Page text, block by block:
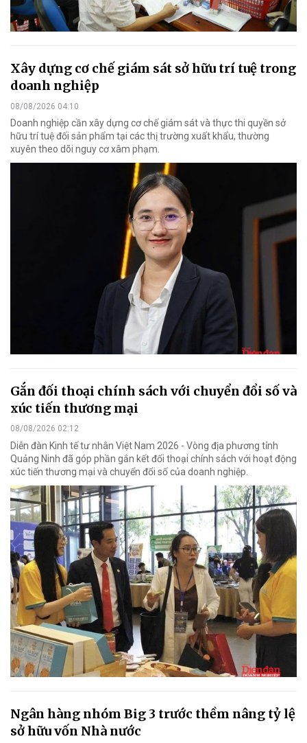
Xây dựng cơ chế giám sát sở hữu trí tuệ trong
doanh nghiệp
08/08/2026 04:10
Doanh nghiệp cần xây dựng cơ chế giám sát và thực thi quyền sở
hữu trí tuệ đối sản phẩm tại các thị trường xuất khẩu, thường
xuyên theo dõi nguy cơ xâm phạm.
Gắn đối thoại chính sách với chuyển đổi số và
xúc tiến thương mại
08/08/2026 02:12
Diễn đàn Kinh tế tư nhân Việt Nam 2026 - Vòng địa phương tỉnh
Quảng Ninh đã góp phần gắn kết đối thoại chính sách với hoạt động
xúc tiến thương mại và chuyển đổi số của doanh nghiệp.
Ngân hàng nhóm Big 3 trước thềm nâng tỷ lệ
sở hữu vốn Nhà nước